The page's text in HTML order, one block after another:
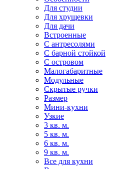
Для студии
Для хрущевки
Для дачи
Встроенные
С антресолями
С барной стойкой
С островом
Малогабаритные
Модульные
Скрытые ручки
Размер
Мини-кухни
Узкие
3 кв. м.
5 кв. м.
6 кв. м.
9 кв. м.
Все для кухни